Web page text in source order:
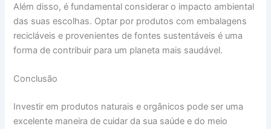
Além disso, é fundamental considerar o impacto ambiental
das suas escolhas. Optar por produtos com embalagens
recicláveis e provenientes de fontes sustentáveis é uma
forma de contribuir para um planeta mais saudável.
Conclusão
Investir em produtos naturais e orgânicos pode ser uma
excelente maneira de cuidar da sua saúde e do meio